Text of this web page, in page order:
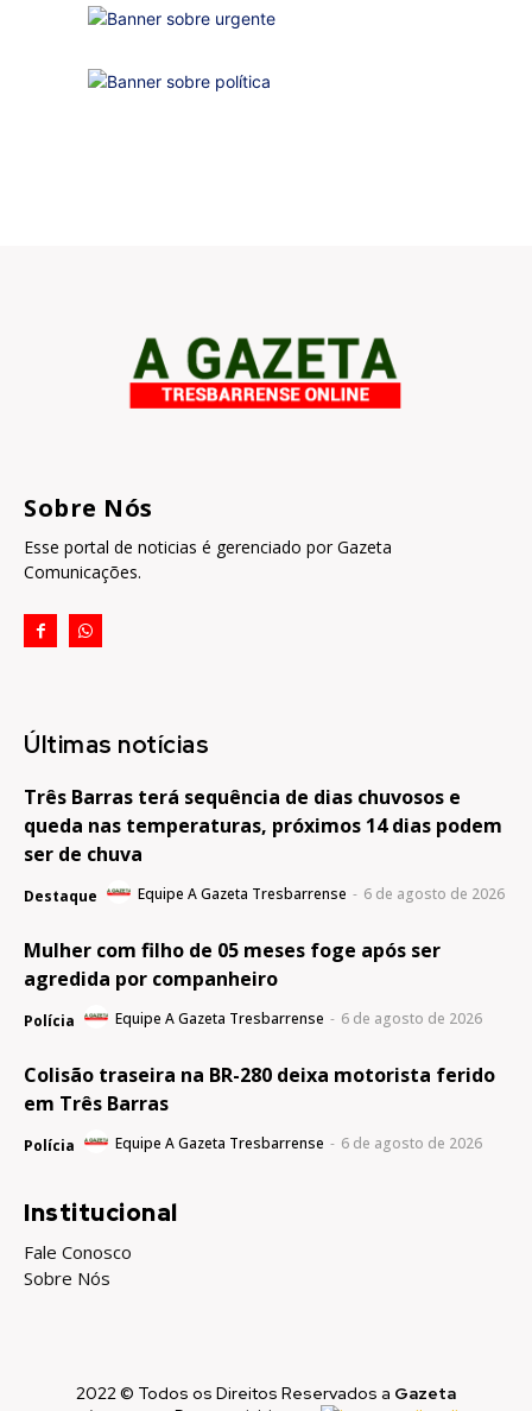
Sobre Nós
Esse portal de noticias é gerenciado por Gazeta
Comunicações.
Últimas notícias
Três Barras terá sequência de dias chuvosos e
queda nas temperaturas, próximos 14 dias podem
ser de chuva
Destaque Equipe A Gazeta Tresbarrense - 6 de agosto de 2026
Mulher com filho de 05 meses foge após ser
agredida por companheiro
Polícia Equipe A Gazeta Tresbarrense - 6 de agosto de 2026
Colisão traseira na BR-280 deixa motorista ferido
em Três Barras
Polícia Equipe A Gazeta Tresbarrense - 6 de agosto de 2026
Institucional
Fale Conosco
Sobre Nós
2022 © Todos os Direitos Reservados a Gazeta